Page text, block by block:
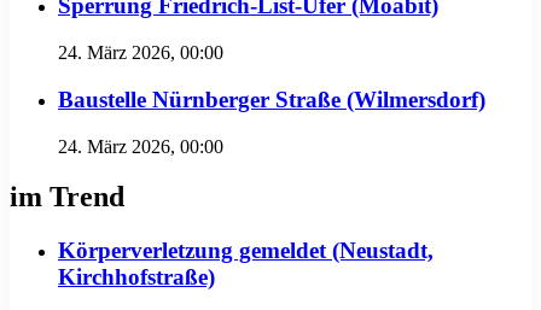
Sperrung Friedrich-List-Ufer (Moabit)
24. März 2026, 00:00
Baustelle Nürnberger Straße (Wilmersdorf)
24. März 2026, 00:00
im Trend
Körperverletzung gemeldet (Neustadt,
Kirchhofstraße)